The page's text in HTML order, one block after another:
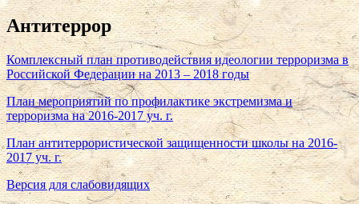
Антитеррор
Комплексный план противодействия идеологии терроризма в
Российской Федерации на 2013 – 2018 годы
План мероприятий по профилактике экстремизма и
терроризма на 2016-2017 уч. г.
План антитеррористической защищенности школы на 2016-
2017 уч. г.
Версия для слабовидящих